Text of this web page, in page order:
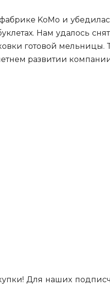
KoMo и
Нам удалось
готовой мельницы.
развитии
Для наших